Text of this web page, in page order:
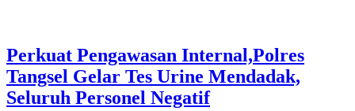
Perkuat Pengawasan Internal,Polres
Tangsel Gelar Tes Urine Mendadak,
Seluruh Personel Negatif